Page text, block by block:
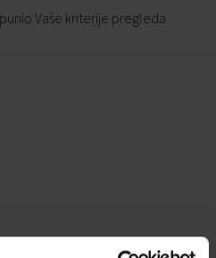
Vaše kriterije pregleda